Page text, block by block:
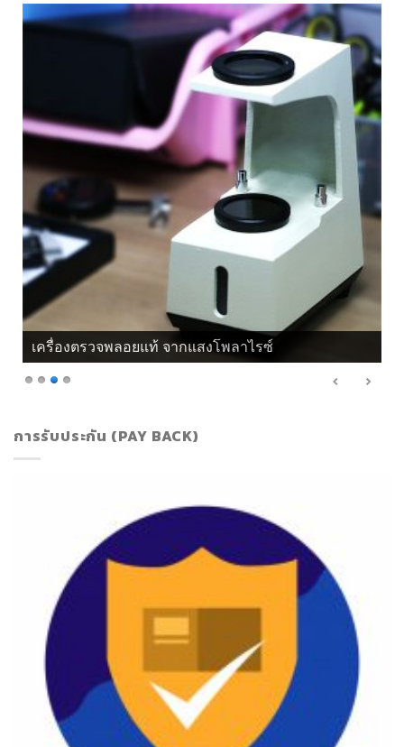
เครื่องตรวจพลอยแท้ จากแสงโพลาไรซ์
การรับประกัน (PAY BACK)